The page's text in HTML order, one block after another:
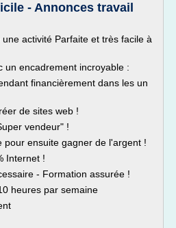
- Annonces travail
activité Parfaite et très facile à
un encadrement incroyable :
financièrement dans les un
de sites web !
vendeur" !
pour ensuite gagner de l'argent !
Internet !
- Formation assurée !
heures par semaine